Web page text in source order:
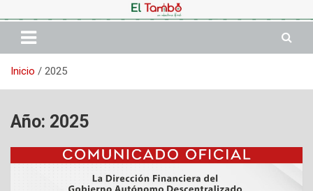
al
contenido
Inicio 2025
Año: 2025